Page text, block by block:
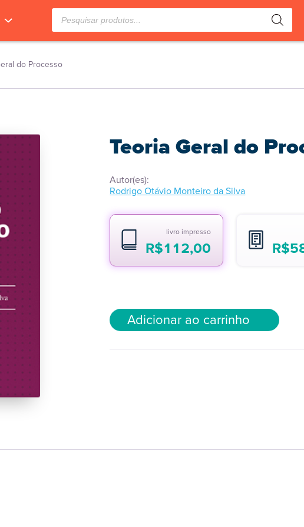
Pesquisar
produtos
do Processo
Teoria Geral do
Autor(es):
Rodrigo Otávio Monteiro da Silva
livro impresso
R$112,00 R$
Adicionar ao carrinho